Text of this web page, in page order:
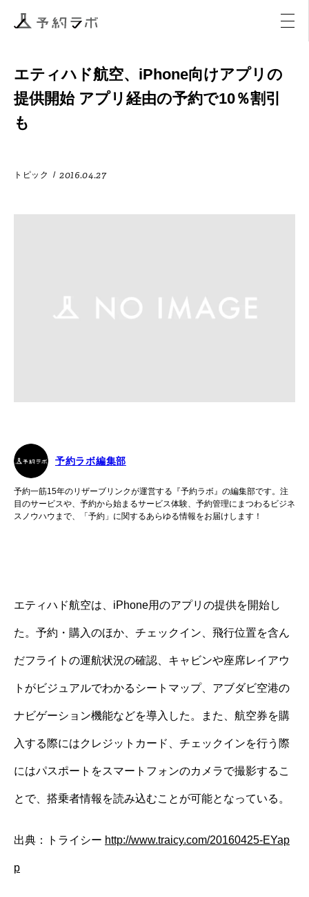
アクティビティ
エティハド航空、iPhone向けアプリの
提供開始 アプリ経由の予約で10％割引
も
トピック / 2016.04.27
予約ラボ編集部
予約一筋15年のリザーブリンクが運営する『予約ラボ』の編集部です。注
目のサービスや、予約から始まるサービス体験、予約管理にまつわるビジネ
スノウハウまで、「予約」に関するあらゆる情報をお届けします！
エティハド航空は、iPhone用のアプリの提供を開始し
た。予約・購入のほか、チェックイン、飛行位置を含ん
だフライトの運航状況の確認、キャビンや座席レイアウ
トがビジュアルでわかるシートマップ、アブダビ空港の
ナビゲーション機能などを導入した。また、航空券を購
入する際にはクレジットカード、チェックインを行う際
にはパスポートをスマートフォンのカメラで撮影するこ
とで、搭乗者情報を読み込むことが可能となっている。
出典：トライシー http://www.traicy.com/20160425-EYap
p